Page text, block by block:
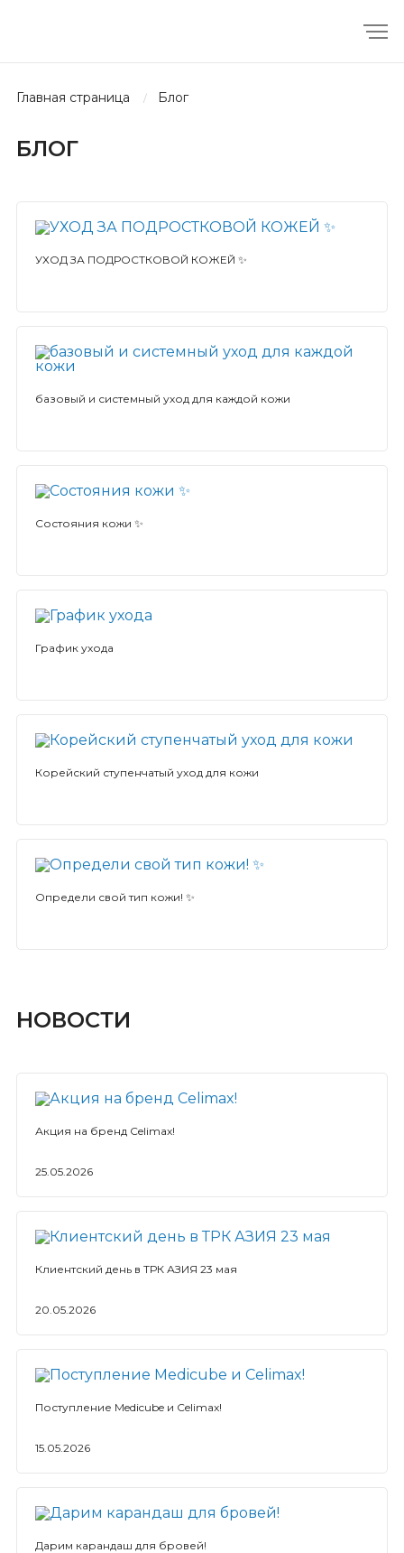
главная страница блог
БЛОГ
УХОД ЗА ПОДРОСТКОВОЙ КОЖЕЙ ✨
базовый и системный уход для каждой кожи
Состояния кожи ✨
График ухода
Корейский ступенчатый уход для кожи
Определи свой тип кожи! ✨
НОВОСТИ
Акция на бренд Celimax!
25.05.2026
Клиентский день в ТРК АЗИЯ 23 мая
20.05.2026
Поступление Medicube и Celimax!
15.05.2026
Дарим карандаш для бровей!